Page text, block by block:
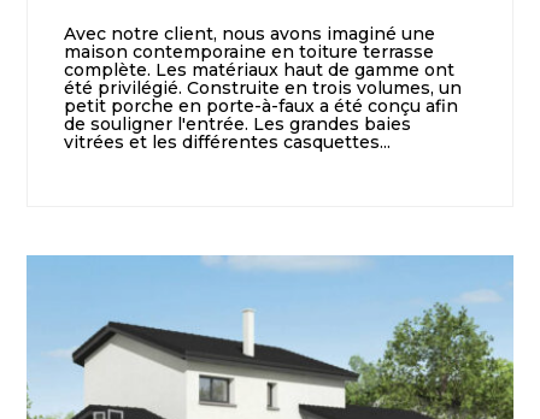
Avec notre client, nous avons imaginé une
maison contemporaine en toiture terrasse
complète. Les matériaux haut de gamme ont
été privilégié. Construite en trois volumes, un
petit porche en porte-à-faux a été conçu afin
de souligner l'entrée. Les grandes baies
vitrées et les différentes casquettes...